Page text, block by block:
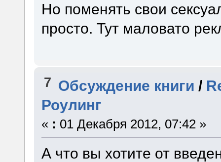
Но поменять свои
просто. Тут маловато
7 Обсуждение книги /
Роулинг
« : 01 Декабря 2012, 07:42 »
А что вы хотите от